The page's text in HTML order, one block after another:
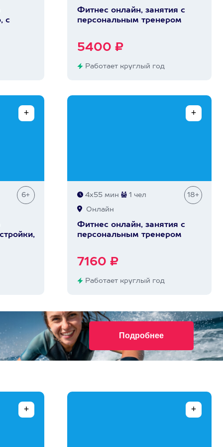
с
Фитнес онлайн, занятия с
персональным тренером
5400 ₽
Работает круглый год
6+ 4х55 мин 1 чел 18+
Онлайн
Фитнес онлайн, занятия с
персональным тренером
7160 ₽
Работает круглый год